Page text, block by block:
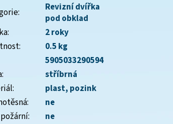
:
Revizní dvířka
pod obklad
:
2 roky
:
0.5 kg
5905033290594
:
stříbrná
: plast, pozink
:
ne
:
ne